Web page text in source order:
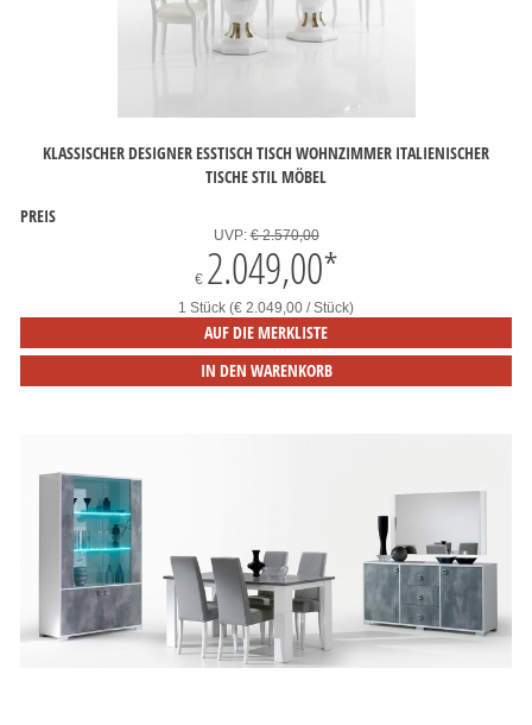
KLASSISCHER DESIGNER ESSTISCH TISCH WOHNZIMMER ITALIENISCHER
TISCHE STIL MÖBEL
PREIS
UVP:€ 2.570,00
€ 2.049,00*
1 Stück (€ 2.049,00 / Stück)
AUF DIE MERKLISTE
IN DEN WARENKORB